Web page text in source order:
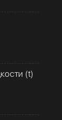
(t)